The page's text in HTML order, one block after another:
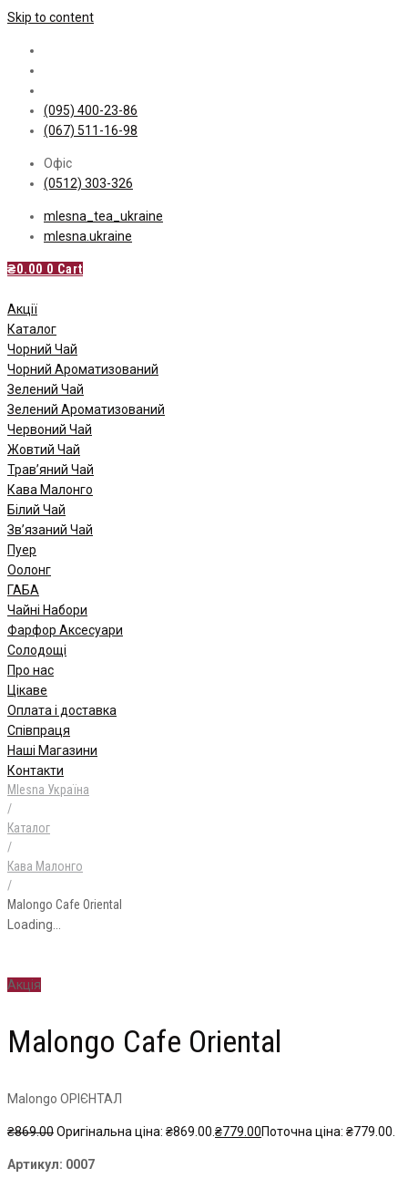
Skip to content
(095) 400-23-86
(067) 511-16-98
Офіс
(0512) 303-326
mlesna_tea_ukraine
mlesna.ukraine
₴0.00 0 Cart
Акції
Каталог
Чорний Чай
Чорний Ароматизований
Зелений Чай
Зелений Ароматизований
Червоний Чай
Жовтий Чай
Трав’яний Чай
Кава Малонго
Білий Чай
Зв’язаний Чай
Пуер
Oолонг
ГАБА
Чайні Набори
Фарфор Аксесуари
Солодощі
Про нас
Цікаве
Оплата і доставка
Співпраця
Наші Магазини
Контакти
Mlesna Україна
/
Каталог
/
Кава Малонго
/
Malongo Cafe Oriental
Loading...
Акція
Malongo Cafe Oriental
Malongo ОРІЄНТАЛ
₴869.00Оригінальна ціна: ₴869.00.₴779.00Поточна ціна: ₴779.00.
Артикул: 0007